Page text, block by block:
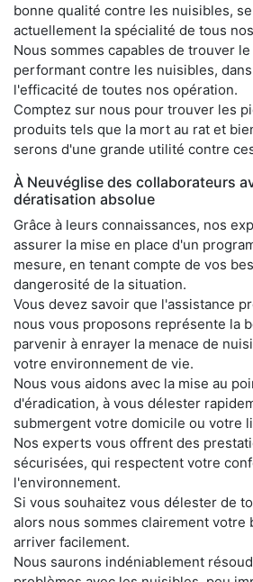
bonne qualité contre les nuisibles,
actuellement la spécialité de tous
Nous sommes capables de trouver
performant contre les nuisibles,
l'efficacité de toutes nos opération.
Comptez sur nous pour trouver les
produits tels que la mort au rat et
serons d'une grande utilité contre
À Neuvéglise des collaborateurs
dératisation absolue
Grâce à leurs connaissances, nos
assurer la mise en place d'un
mesure, en tenant compte de vos
dangerosité de la situation.
Vous devez savoir que l'assistance
nous vous proposons représente la
parvenir à enrayer la menace de
votre environnement de vie.
Nous vous aidons avec la mise au
d'éradication, à vous délester
submergent votre domicile ou votre
Nos experts vous offrent des
sécurisées, qui respectent votre
l'environnement.
Si vous souhaitez vous délester de
alors nous sommes clairement votre
arriver facilement.
Nous saurons indéniablement